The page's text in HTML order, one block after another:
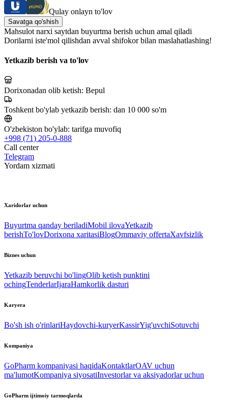
Qulay onlayn to'lov
Savatga qo'shish
Mahsulot narxi saytdan buyurtma berish uchun amal qiladi
Dorilarni iste'mol qilishdan avval shifokor bilan maslahatlashing!
Yetkazib berish va to'lov
Dorixonadan olib ketish: Bepul
Toshkent bo'ylab yetkazib berish: dan 10 000 so'm
O'zbekiston bo'ylab: tarifga muvofiq
+998 (71) 205-0-888
Call center
Telegram
Yordam xizmati
Xaridorlar uchun
Buyurtma qanday beriladiMobil ilovaYetkazib
berishTo'lovDorixona xaritasiBlogOmmaviy offertaXavfsizlik
Biznes uchun
Yetkazib beruvchi bo'lingOlib ketish punktini
ochingTenderlarIjaraHamkorlik dasturi
Karyera
Bo'sh ish o'rinlariHaydovchi-kuryerKassirYig'uvchiSotuvchi
Kompaniya
GoPharm kompaniyasi haqidaKontaktlarOAV uchun
ma'lumotKompaniya siyosatiInvestorlar va aksiyadorlar uchun
GoPharm ijtimoiy tarmoqlarda